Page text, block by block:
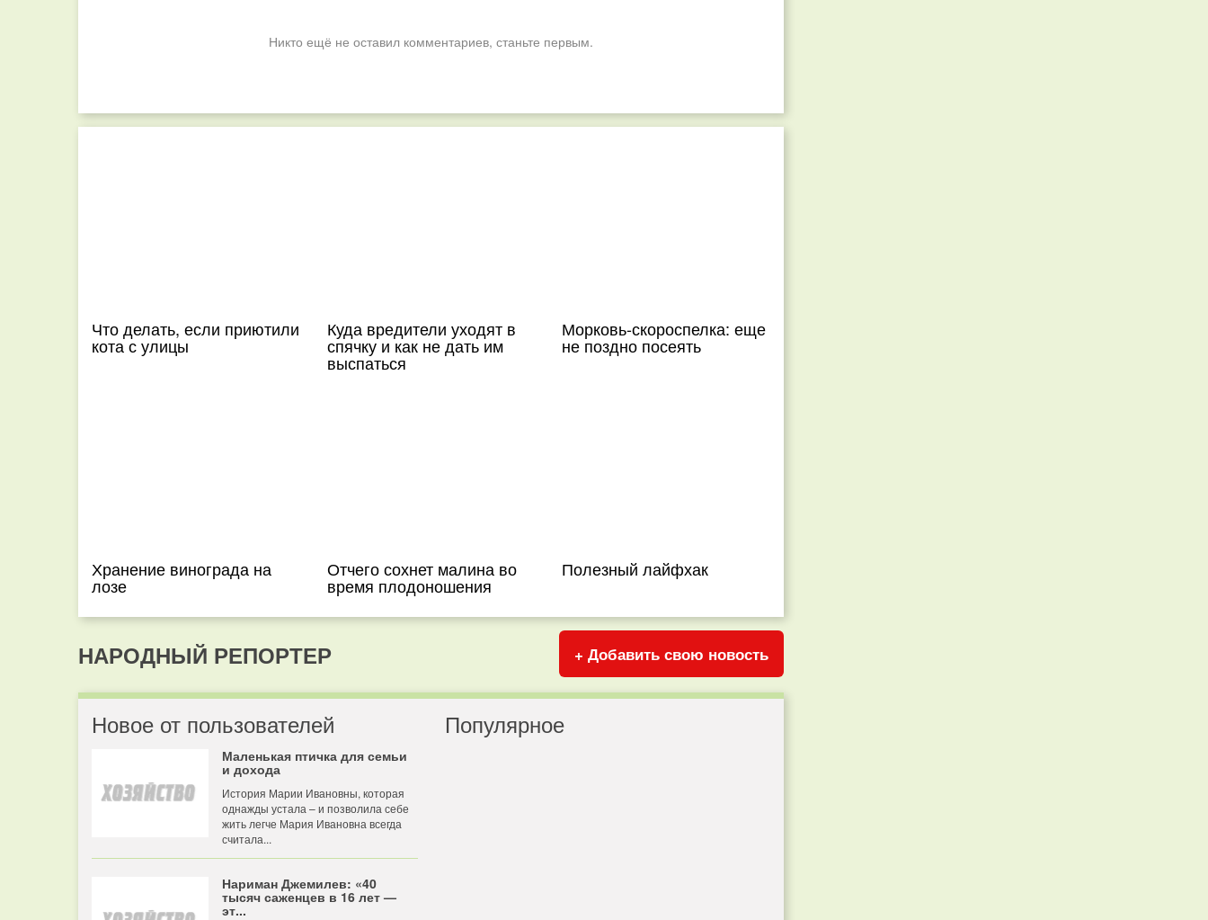
Никто ещё не оставил комментариев, станьте первым.
Что делать, если приютили
кота с улицы
Куда вредители уходят в
спячку и как не дать им
выспаться
Морковь-скороспелка: еще
не поздно посеять
Хранение винограда на
лозе
Отчего сохнет малина во
время плодоношения
Полезный лайфхак
НАРОДНЫЙ РЕПОРТЕР + Добавить свою новость
Новое от пользователей
Маленькая птичка для семьи
и дохода
История Марии Ивановны, которая
однажды устала – и позволила себе
жить легче Мария Ивановна всегда
считала...
Нариман Джемилев: «40
тысяч саженцев в 16 лет —
эт...
Популярное